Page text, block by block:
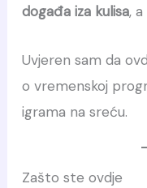
događa iza kulisa,
Uvjeren sam da
o vremenskoj
igrama na sreću.
Zašto ste ovdje